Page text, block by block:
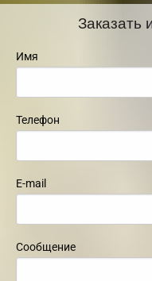
Заказать
Имя
Телефон
E-mail
Сообщение